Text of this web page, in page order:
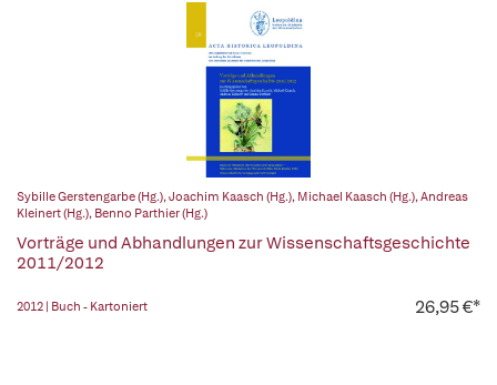
Sybille Gerstengarbe (Hg.),Joachim Kaasch (Hg.), Michael Kaasch (Hg.),Andreas
Kleinert (Hg.), Benno Parthier (Hg.)
Vorträge und Abhandlungen zur Wissenschaftsgeschichte
2011/2012
2012 | Buch - Kartoniert 26,95 €*